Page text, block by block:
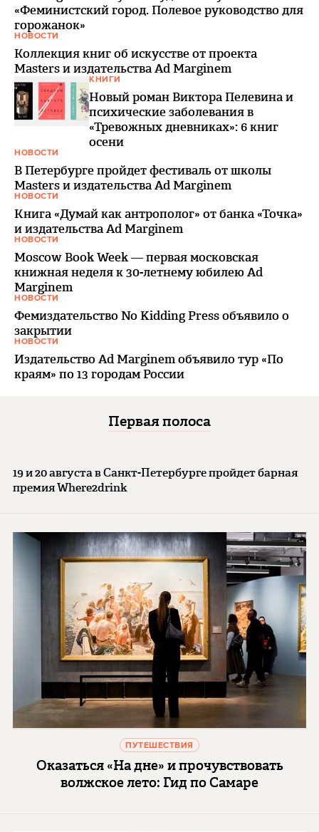
«Феминистский город. Полевое руководство для
горожанок»
НОВОСТИ
Коллекция книг об искусстве от проекта
Masters и издательства Ad Marginem
КНИГИ
Новый роман Виктора Пелевина и
психические заболевания в
«Тревожных дневниках»: 6 книг
осени
НОВОСТИ
В Петербурге пройдет фестиваль от школы
Masters и издательства Ad Marginem
НОВОСТИ
Книга «Думай как антрополог» от банка «Точка»
и издательства Ad Marginem
НОВОСТИ
Moscow Book Week — первая московская
книжная неделя к 30-летнему юбилею Ad
Marginem
НОВОСТИ
Фемиздательство No Kidding Press объявило о
закрытии
НОВОСТИ
Издательство Ad Marginem объявило тур «По
краям» по 13 городам России
Первая полоса
19 и 20 августа в Санкт-Петербурге пройдет барная
премия Where2drink
ПУТЕШЕСТВИЯ
Оказаться «На дне» и прочувствовать
волжское лето: Гид по Самаре